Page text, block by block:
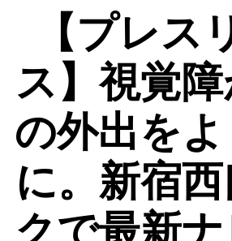
【プレス
ス】視覚
の外出を
に。新宿
クで最新